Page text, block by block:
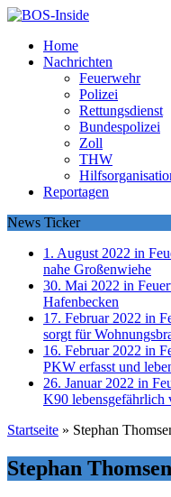
Home
Nachrichten
Feuerwehr
Polizei
Rettungsdienst
Bundespolizei
Zoll
THW
Reportagen
News Ticker
1. August 2022 in
nahe Großenwiehe
30. Mai 2022 in
Hafenbecken
17. Februar 2022 in
sorgt für
16. Februar 2022 in
PKW erfasst und
26. Januar 2022 in
K90 lebensgefährlich
Startseite » Stephan
Stephan Thomsen